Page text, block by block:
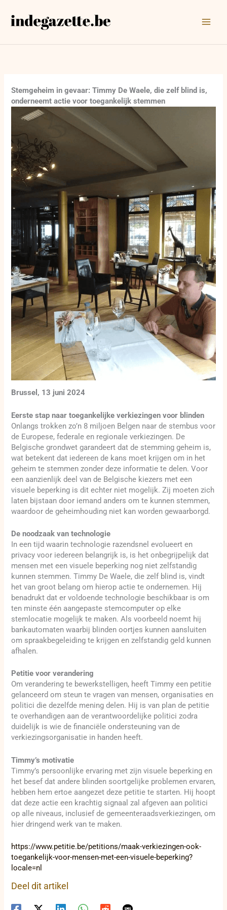
naar
Stemgeheim in gevaar: Timmy De Waele, die zelf blind is,
onderneemt actie voor toegankelijk stemmen
Brussel, 13 juni 2024
Eerste stap naar toegankelijke verkiezingen voor blinden
Onlangs trokken zo’n 8 miljoen Belgen naar de stembus voor
de Europese, federale en regionale verkiezingen. De
Belgische grondwet garandeert dat de stemming geheim is,
wat betekent dat iedereen de kans moet krijgen om in het
geheim te stemmen zonder deze informatie te delen. Voor
een aanzienlijk deel van de Belgische kiezers met een
visuele beperking is dit echter niet mogelijk. Zij moeten zich
laten bijstaan door iemand anders om te kunnen stemmen,
waardoor de geheimhouding niet kan worden gewaarborgd.
De noodzaak van technologie
In een tijd waarin technologie razendsnel evolueert en
privacy voor iedereen belangrijk is, is het onbegrijpelijk dat
mensen met een visuele beperking nog niet zelfstandig
kunnen stemmen. Timmy De Waele, die zelf blind is, vindt
het van groot belang om hierop actie te ondernemen. Hij
benadrukt dat er voldoende technologie beschikbaar is om
ten minste één aangepaste stemcomputer op elke
stemlocatie mogelijk te maken. Als voorbeeld noemt hij
bankautomaten waarbij blinden oortjes kunnen aansluiten
om spraakbegeleiding te krijgen en zelfstandig geld kunnen
afhalen.
Petitie voor verandering
Om verandering te bewerkstelligen, heeft Timmy een petitie
gelanceerd om steun te vragen van mensen, organisaties en
politici die dezelfde mening delen. Hij is van plan de petitie
te overhandigen aan de verantwoordelijke politici zodra
duidelijk is wie de financiële ondersteuning van de
verkiezingsorganisatie in handen heeft.
Timmy’s motivatie
Timmy’s persoonlijke ervaring met zijn visuele beperking en
het besef dat andere blinden soortgelijke problemen ervaren,
hebben hem ertoe aangezet deze petitie te starten. Hij hoopt
dat deze actie een krachtig signaal zal afgeven aan politici
op alle niveaus, inclusief de gemeenteraadsverkiezingen, om
hier dringend werk van te maken.
https://www.petitie.be/petitions/maak-verkiezingen-ook-
toegankelijk-voor-mensen-met-een-visuele-beperking?
locale=nl
Deel dit artikel